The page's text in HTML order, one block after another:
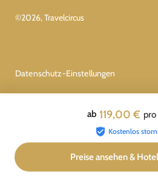
ab 119,00 € pro
Kostenlos
Preise ansehen &
©2026, Travelcircus
Datenschutz-Einstellungen